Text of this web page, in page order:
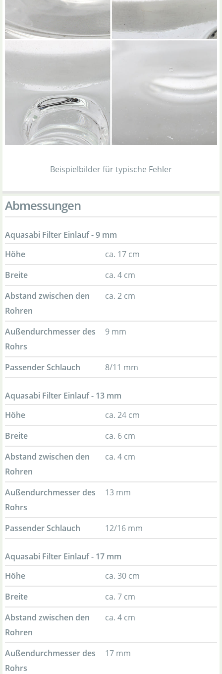
Beispielbilder für typische Fehler
Abmessungen
Aquasabi Filter Einlauf - 9 mm
Höhe
ca. 17 cm
Breite
ca. 4 cm
Abstand zwischen den
Rohren
ca. 2 cm
Außendurchmesser des
Rohrs
9 mm
Passender Schlauch 8/11 mm
Aquasabi Filter Einlauf - 13 mm
Höhe
ca. 24 cm
Breite
ca. 6 cm
Abstand zwischen den
Rohren
ca. 4 cm
Außendurchmesser des
Rohrs
13 mm
Passender Schlauch 12/16 mm
Aquasabi Filter Einlauf - 17 mm
Höhe
ca. 30 cm
Breite
ca. 7 cm
Abstand zwischen den
Rohren
ca. 4 cm
Außendurchmesser des
Rohrs
17 mm